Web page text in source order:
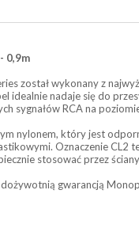
0,9m
został wykonany z
idealnie nadaje się do
sygnałów RCA na
nylonem, który jest
Oznaczenie
stosować przez
gwarancją